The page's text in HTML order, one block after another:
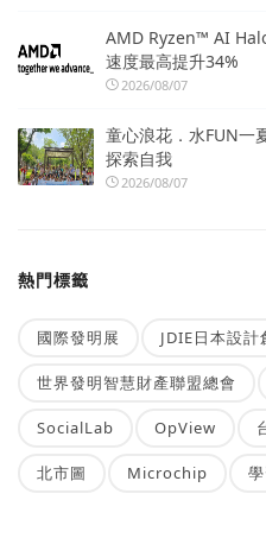
AMD Ryzen™ AI
速度最高提升34%
2026/08/07
童心浪花．水FUN一
探索自我
2026/08/07
熱門標籤
國際發明展 JDIE日本設
世界發明智慧財產聯盟總會
SocialLab OpView
北市圖 Microchip